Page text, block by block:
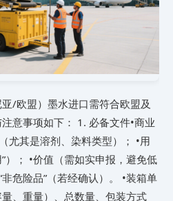
/欧盟）​​ 墨水进口需符合欧盟及
意事项如下： 1. ​必备文件​ •​商业
尤其是溶剂、染料类型）； •用
）； •价值（需如实申报，避免低
危险品”（若经确认）。 •​装箱单​
、重量）、总数量、包装方式